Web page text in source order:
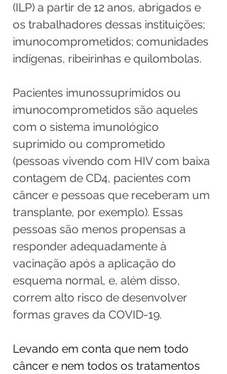
(ILP) a partir de 12 anos, abrigados e
os trabalhadores dessas instituições;
imunocomprometidos; comunidades
indígenas, ribeirinhas e quilombolas.
Pacientes imunossuprimidos ou
imunocomprometidos são aqueles
com o sistema imunológico
suprimido ou comprometido
(pessoas vivendo com HIV com baixa
contagem de CD4, pacientes com
câncer e pessoas que receberam um
transplante, por exemplo). Essas
pessoas são menos propensas a
responder adequadamente à
vacinação após a aplicação do
esquema normal, e, além disso,
correm alto risco de desenvolver
formas graves da COVID-19.
Levando em conta que nem todo
câncer e nem todos os tratamentos